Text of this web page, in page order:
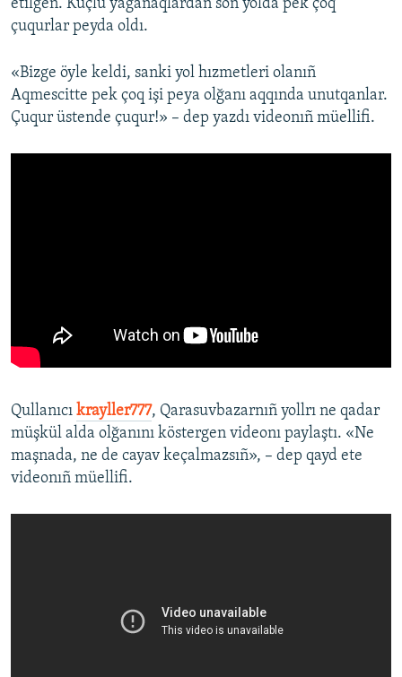
etilgen. Küçlü yağanaqlardan soñ yolda pek çoq
çuqurlar peyda oldı.
«Bizge öyle keldi, sanki yol hızmetleri olanıñ
Aqmescitte pek çoq işi peya olğanı aqqında unutqanlar.
Çuqur üstende çuqur!» – dep yazdı videonıñ müellifi.
Qullanıcı krayller777, Qarasuvbazarnıñ yollrı ne qadar
müşkül alda olğanını köstergen videonı paylaştı. «Ne
maşnada, ne de cayav keçalmazsıñ», – dep qayd ete
videonıñ müellifi.